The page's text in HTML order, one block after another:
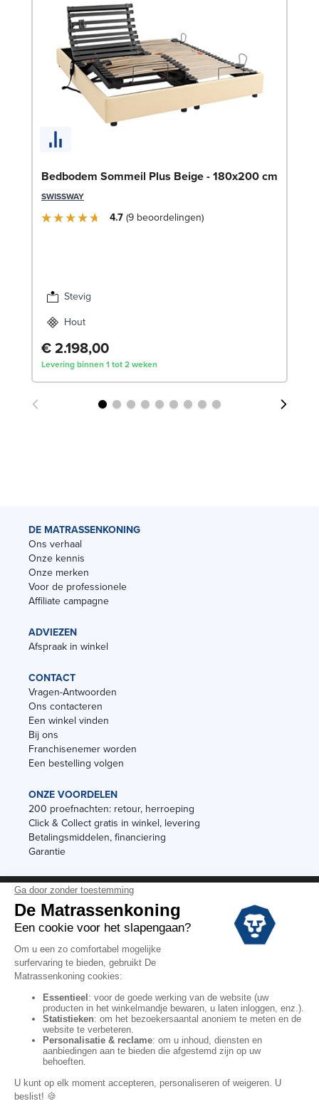
Bedbodem Sommeil Plus Beige - 180x200 cm
SWISSWAY
4.7 9 beoordelingen
Stevig
Hout
€ 2.198,00
Levering binnen 1 tot 2 weken
DE MATRASSENKONING
Ons verhaal
Onze kennis
Onze merken
Voor de professionele
Affiliate campagne
ADVIEZEN
Afspraak in winkel
CONTACT
Vragen-Antwoorden
Ons contacteren
Een winkel vinden
Bij ons
Franchisenemer worden
Een bestelling volgen
ONZE VOORDELEN
200 proefnachten: retour, herroeping
Click & Collect gratis in winkel, levering
Betalingsmiddelen, financiering
Garantie
Vermeldingen
Black Friday
Voorraadverkoop
Algemene verkoopvoorwaarden voor winkels
Algemene verkoopvoorwaarden op internet
Wettelijke Bepalingen
Persoonlijke gegevens
Kortingscodes De Matrassenkoning